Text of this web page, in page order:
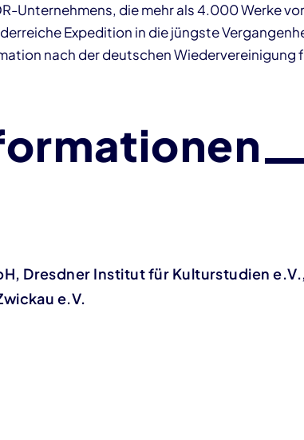
Unternehmens, die mehr als 4.000 Werke
Expedition in die jüngste
nach der deutschen Wiedervereinigung
Dresdner Institut für Kulturstudien
e.V.